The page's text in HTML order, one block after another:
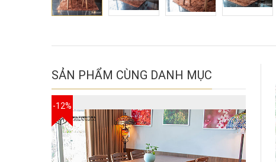
SẢN PHẨM CÙNG DANH MỤC
-12%